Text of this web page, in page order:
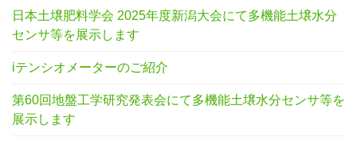
日本土壌肥料学会 2025年度新潟大会にて多機能土壌水分
センサ等を展示します
iテンシオメーターのご紹介
第60回地盤工学研究発表会にて多機能土壌水分センサ等を
展示します